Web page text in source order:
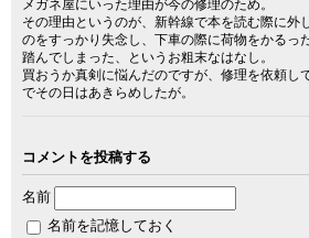
メガネ屋にいった理由が今の修理のため。
その理由というのが、新幹線で本を読む際に外
のをすっかり失念し、下車の際に荷物をかるっ
踏んでしまった、というお粗末なはなし。
買おうか真剣に悩んだのですが、修理を依頼し
でその日はあきらめしたが。
コメントを投稿する
名前
名前を記憶しておく